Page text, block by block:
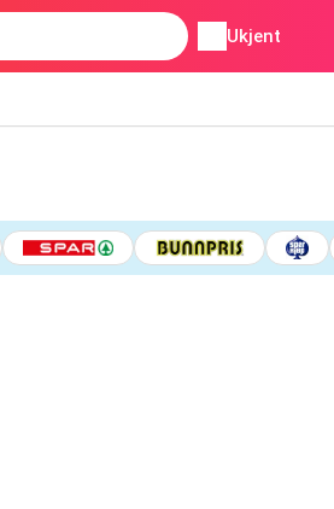
Ukjent